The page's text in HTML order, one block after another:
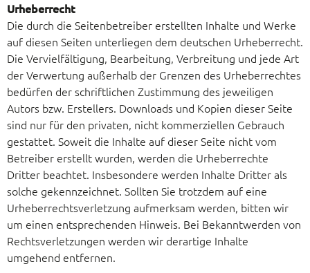
Urheberrecht
Die durch die Seitenbetreiber erstellten Inhalte und Werke
auf diesen Seiten unterliegen dem deutschen Urheberrecht.
Die Vervielfältigung, Bearbeitung, Verbreitung und jede Art
der Verwertung außerhalb der Grenzen des Urheberrechtes
bedürfen der schriftlichen Zustimmung des jeweiligen
Autors bzw. Erstellers. Downloads und Kopien dieser Seite
sind nur für den privaten, nicht kommerziellen Gebrauch
gestattet. Soweit die Inhalte auf dieser Seite nicht vom
Betreiber erstellt wurden, werden die Urheberrechte
Dritter beachtet. Insbesondere werden Inhalte Dritter als
solche gekennzeichnet. Sollten Sie trotzdem auf eine
Urheberrechtsverletzung aufmerksam werden, bitten wir
um einen entsprechenden Hinweis. Bei Bekanntwerden von
Rechtsverletzungen werden wir derartige Inhalte
umgehend entfernen.